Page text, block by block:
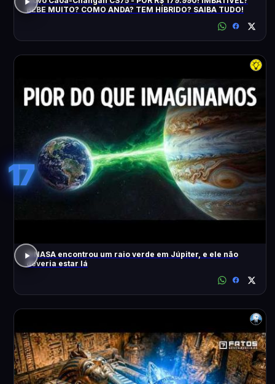
BEBE MUITO? COMO ANDA? TEM HÍBRIDO? SAIBA TUDO!
17
A NASA encontrou um raio verde em Júpiter, e ele não
deveria estar lá